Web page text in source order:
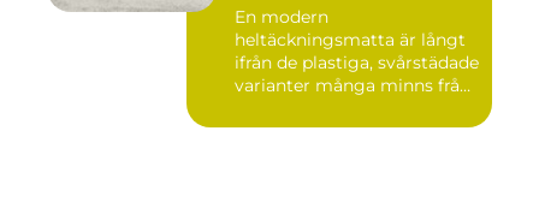
En modern
heltäckningsmatta är långt
ifrån de plastiga, svårstädade
varianter många minns från